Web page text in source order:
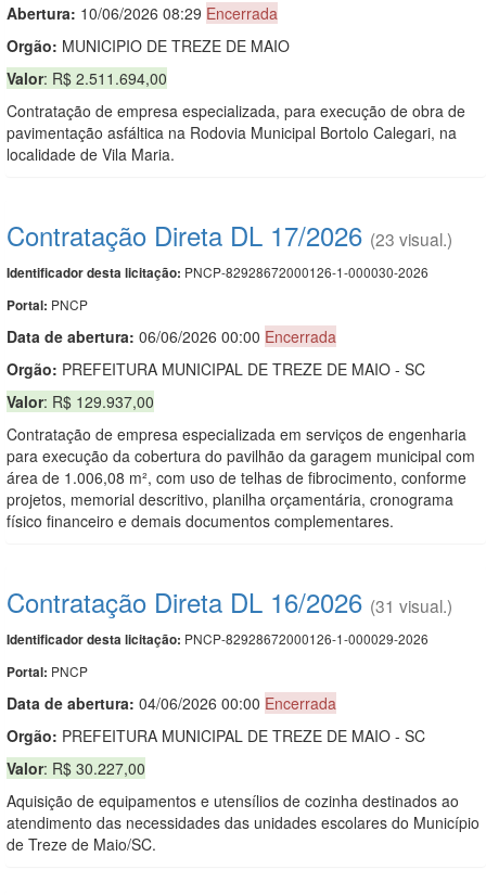
Abertura: 10/06/2026 08:29 Encerrada
Orgão: MUNICIPIO DE TREZE DE MAIO
Valor: R$ 2.511.694,00
Contratação de empresa especializada, para execução de obra de
pavimentação asfáltica na Rodovia Municipal Bortolo Calegari, na
localidade de Vila Maria.
Contratação Direta DL 17/2026 (23 visual.)
Identificador desta licitação: PNCP-82928672000126-1-000030-2026
Portal: PNCP
Data de abertura: 06/06/2026 00:00 Encerrada
Orgão: PREFEITURA MUNICIPAL DE TREZE DE MAIO - SC
Valor: R$ 129.937,00
Contratação de empresa especializada em serviços de engenharia
para execução da cobertura do pavilhão da garagem municipal com
área de 1.006,08 m², com uso de telhas de fibrocimento, conforme
projetos, memorial descritivo, planilha orçamentária, cronograma
físico financeiro e demais documentos complementares.
Contratação Direta DL 16/2026 (31 visual.)
Identificador desta licitação: PNCP-82928672000126-1-000029-2026
Portal: PNCP
Data de abertura: 04/06/2026 00:00 Encerrada
Orgão: PREFEITURA MUNICIPAL DE TREZE DE MAIO - SC
Valor: R$ 30.227,00
Aquisição de equipamentos e utensílios de cozinha destinados ao
atendimento das necessidades das unidades escolares do Município
de Treze de Maio/SC.